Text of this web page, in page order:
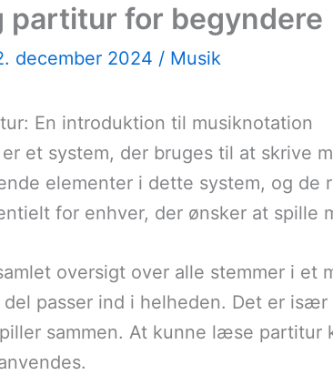
partitur for begyndere
december 2024 / Musik
En introduktion til musiknotation
et system, der bruges til at skrive
elementer i dette system, og
for enhver, der ønsker at spille
oversigt over alle stemmer i
del passer ind i helheden. Det er
sammen. At kunne læse